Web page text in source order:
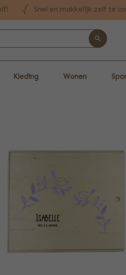
Snel en makkelijk zelf te
Kleding Wonen